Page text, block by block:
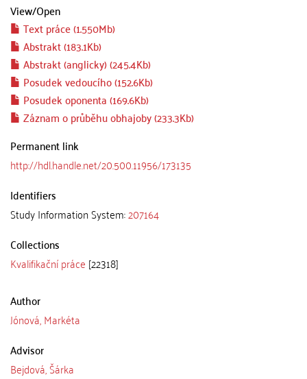
View/Open
Text práce (1.550Mb)
Abstrakt (183.1Kb)
Abstrakt (anglicky) (245.4Kb)
Posudek vedoucího (152.6Kb)
Posudek oponenta (169.6Kb)
Záznam o průběhu obhajoby (233.3Kb)
Permanent link
http://hdl.handle.net/20.500.11956/173135
Identifiers
Study Information System:207164
Collections
Kvalifikační práce [22318]
Author
Jónová, Markéta
Advisor
Bejdová, Šárka